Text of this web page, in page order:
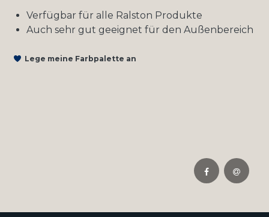
Verfügbar für alle Ralston Produkte
Auch sehr gut geeignet für den Außenbereich
Lege meine Farbpalette an